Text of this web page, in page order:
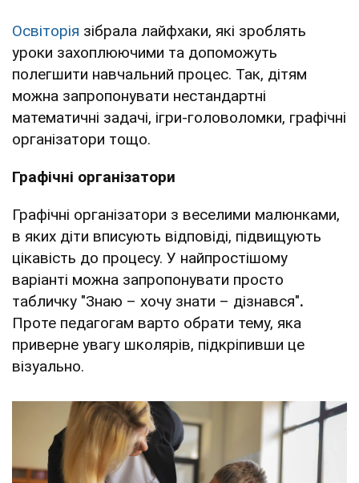
Освіторія зібрала лайфхаки, які зроблять
уроки захоплюючими та допоможуть
полегшити навчальний процес. Так, дітям
можна запропонувати нестандартні
математичні задачі, ігри-головоломки, графічні
організатори тощо.
Графічні організатори
Графічні організатори з веселими малюнками,
в яких діти вписують відповіді, підвищують
цікавість до процесу. У найпростішому
варіанті можна запропонувати просто
табличку "Знаю – хочу знати – дізнався".
Проте педагогам варто обрати тему, яка
приверне увагу школярів, підкріпивши це
візуально.